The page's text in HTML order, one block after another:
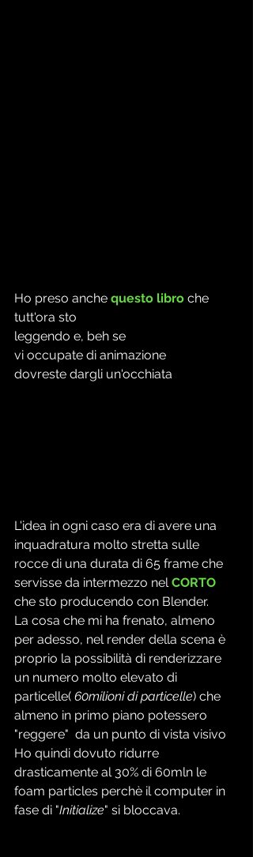
Ho preso anche questo libro che
tutt'ora sto
leggendo e, beh se
vi occupate di animazione
dovreste dargli un'occhiata
L'idea in ogni caso era di avere una
inquadratura molto stretta sulle
rocce di una durata di 65 frame che
servisse da intermezzo nel CORTO
che sto producendo con Blender.
La cosa che mi ha frenato, almeno
per adesso, nel render della scena è
proprio la possibilità di renderizzare
un numero molto elevato di
particelle( 60milioni di particelle) che
almeno in primo piano potessero
"reggere"  da un punto di vista visivo
Ho quindi dovuto ridurre
drasticamente al 30% di 60mln le
foam particles perchè il computer in
fase di "Initialize" si bloccava.